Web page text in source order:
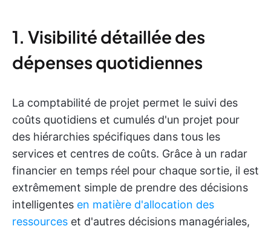
1. Visibilité détaillée des
dépenses quotidiennes
La comptabilité de projet permet le suivi des
coûts quotidiens et cumulés d'un projet pour
des hiérarchies spécifiques dans tous les
services et centres de coûts. Grâce à un radar
financier en temps réel pour chaque sortie, il est
extrêmement simple de prendre des décisions
intelligentes en matière d'allocation des
ressources et d'autres décisions managériales,